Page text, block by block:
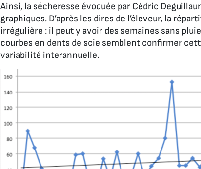
Ainsi, la sécheresse évoquée par Cédric
graphiques. D’après les dires de l’éleveur, la
irrégulière : il peut y avoir des semaines sans
courbes en dents de scie semblent confirmer
variabilité interannuelle.